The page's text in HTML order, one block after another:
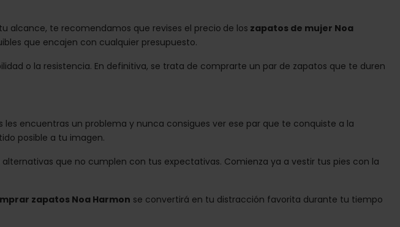
alcance, te recomendamos que revises el precio de los zapatos de mujer Noa
que encajen con cualquier presupuesto.
o la resistencia. En definitiva, se trata de comprarte un par de zapatos que te duren
encuentras un problema y nunca consigues ver ese par que te conquiste a la
posible a tu imagen.
que no cumplen con tus expectativas. Comienza ya a vestir tus pies con la
zapatos Noa Harmon se convertirá en tu distracción favorita durante tu tiempo